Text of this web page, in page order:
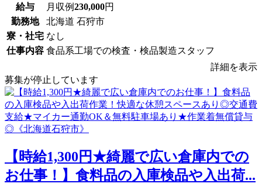
給与 月収例230,000円
勤務地
北海道 石狩市
寮・社宅 なし
仕事内容 食品系工場での検査・検品製造スタッフ
詳細を表示
募集が停止しています
【時給1,300円★綺麗で広い倉庫内での
お仕事！】食料品の入庫検品や入出荷...